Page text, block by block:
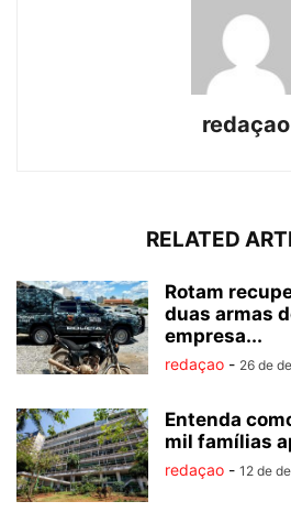
redaçao
RELATED
Rotam
duas armas
empresa...
redaçao - 26 de
Entenda
mil famílias
redaçao - 12 de